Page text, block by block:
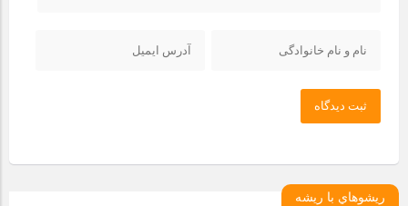
ثبت دیدگاه
ريشوهاي با ريشه